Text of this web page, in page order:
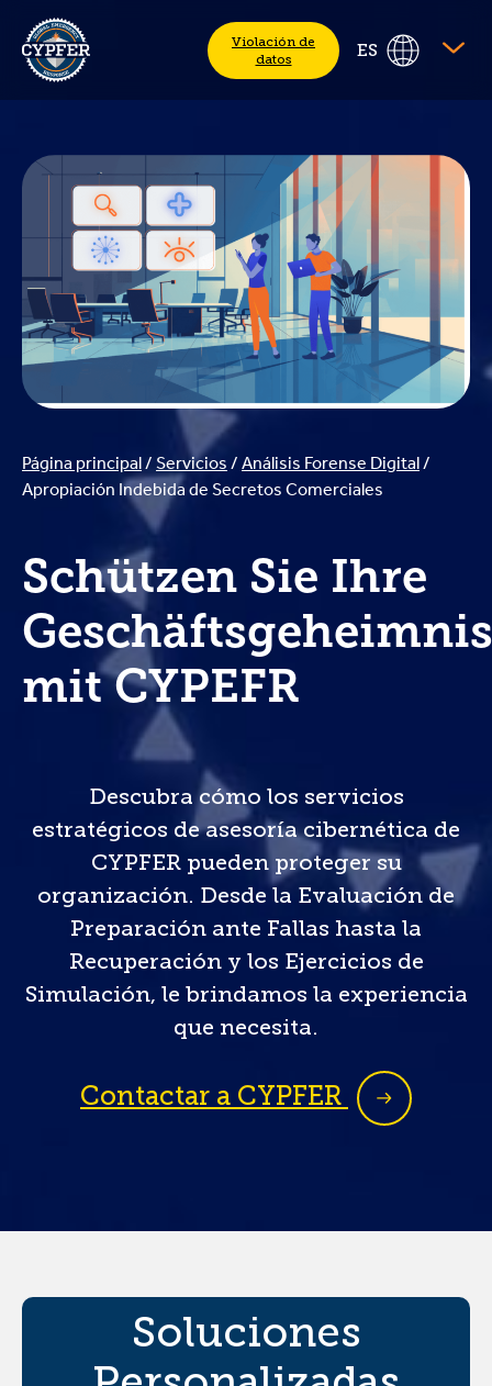
Violación de
datos
ES
Página principal/ Servicios / Análisis Forense Digital/
Apropiación Indebida de Secretos Comerciales
Schützen Sie Ihre
mit CYPEFR
Descubra cómo los servicios
estratégicos de asesoría cibernética de
CYPFER pueden proteger su
organización. Desde la Evaluación de
Preparación ante Fallas hasta la
Recuperación y los Ejercicios de
Simulación, le brindamos la experiencia
que necesita.
Contactar a CYPFER
Soluciones